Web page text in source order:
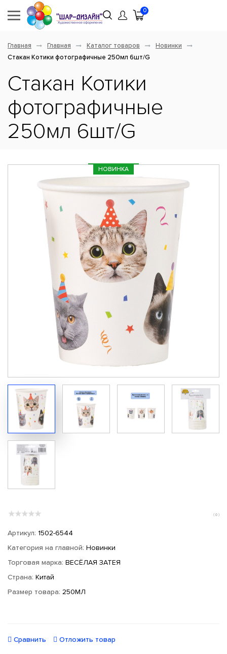
0
Главная Главная Каталог товаров
Новинки
Стакан Котики фотографичные 250мл 6шт/G
Стакан Котики
фотографичные
250мл 6шт/G
НОВИНКА
( 0 )
Артикул: 1502-6544
Категория на главной: Новинки
Торговая марка: ВЕСЁЛАЯ ЗАТЕЯ
Страна: Китай
Размер товара: 250МЛ
Сравнить Отложить товар